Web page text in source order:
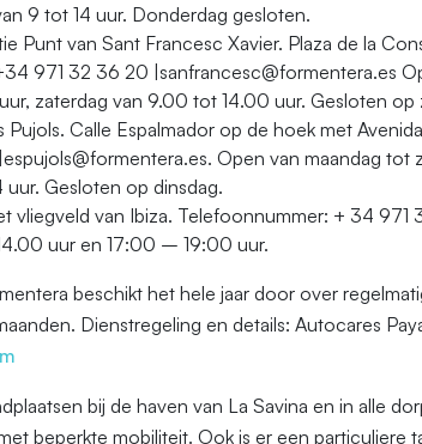
9 tot 14 uur. Donderdag gesloten.
Punt van Sant Francesc Xavier. Plaza de la
971 32 36 20 |sanfrancesc@formentera.es
zaterdag van 9.00 tot 14.00 uur. Gesloten op
Pujols. Calle Espalmador op de hoek met
Open van maandag tot
Gesloten op dinsdag.
vliegveld van Ibiza. Telefoonnummer: + 34 971
uur en 17:00 – 19:00 uur.
beschikt het hele jaar door over
Dienstregeling en details: Autocares
bij de haven van La Savina en in alle
beperkte mobiliteit. Ook is er een particuliere